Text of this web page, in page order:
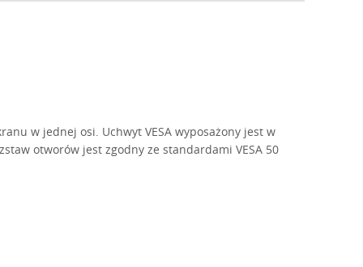
w jednej osi. Uchwyt VESA wyposażony jest w
otworów jest zgodny ze standardami VESA 50